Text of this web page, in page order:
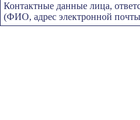
Контактные данные лица,
(ФИО, адрес электронной